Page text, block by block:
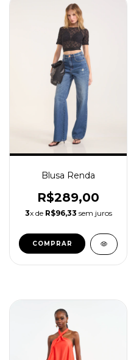
Blusa Renda
R$289,00
3x de R$96,33 sem juros
COMPRAR